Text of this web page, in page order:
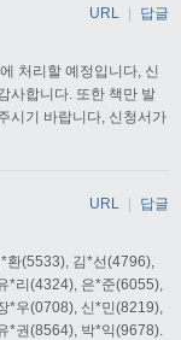
처리할 예정입니다, 신
사합니다. 또한 책만 발
시기 바랍니다, 신청서가
URL 답글
환(5533), 김*선(4796),
*리(4324), 은*준(6055),
*우(0708), 신*민(8219),
*권(8564), 박*익(9678).
URL 답글